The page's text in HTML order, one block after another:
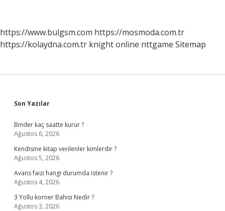
https://www.bulgsm.com https://mosmoda.com.tr
https://kolaydna.com.tr knight online nttgame Sitemap
Sidebar
Son Yazılar
Binder kaç saatte kurur ?
Ağustos 6, 2026
Kendisine kitap verilenler kimlerdir ?
Ağustos 5, 2026
Avans faizi hangi durumda istenir ?
Ağustos 4, 2026
3 Yollu korner Bahisi Nedir ?
Ağustos 3, 2026